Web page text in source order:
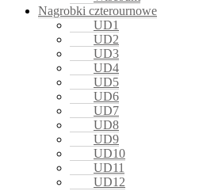
Nagrobki czterournowe
UD1
UD2
UD3
UD4
UD5
UD6
UD7
UD8
UD9
UD10
UD11
UD12